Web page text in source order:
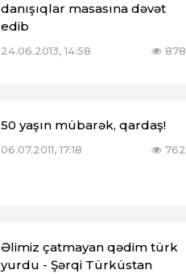
danışıqlar masasına dəvət
edib
24.06.2013, 14:58 878
50 yaşın mübarək, qardaş!
06.07.2011, 17:18 762
Əlimiz çatmayan qədim türk
yurdu - Şərqi Türküstan